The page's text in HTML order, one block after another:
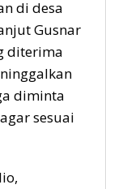
di desa
Gusnar
diterima
diminta
sesuai